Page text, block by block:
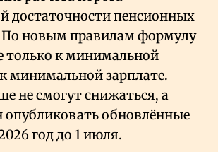
достаточности пенсионных
По новым правилам формулу
только к минимальной
минимальной зарплате.
не смогут снижаться, а
обновлённые
год до 1 июля.